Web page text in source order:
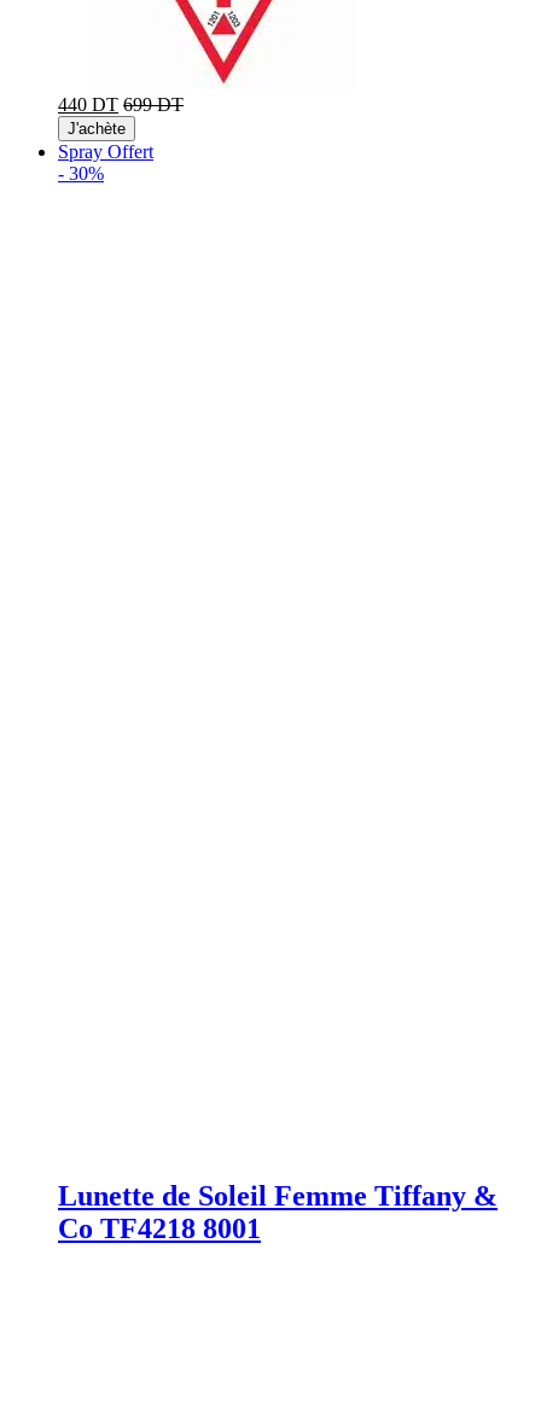
440 DT 699 DT
J'achète
Spray Offert
- 30%
Lunette de Soleil Femme Tiffany &
Co TF4218 8001